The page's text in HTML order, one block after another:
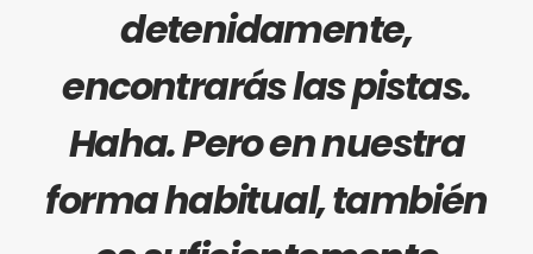
detenidamente,
encontrarás las pistas.
Haha. Pero en nuestra
forma habitual, también